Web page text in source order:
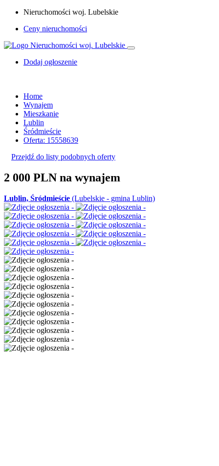
Nieruchomości woj. Lubelskie
Ceny nieruchomości
Dodaj ogłoszenie
Home
Wynajem
Mieszkanie
Lublin
Śródmieście
Oferta: 15558639
Przejdź do listy podobnych oferty
2 000 PLN na wynajem
Lublin, Śródmieście (Lubelskie - gmina Lublin)